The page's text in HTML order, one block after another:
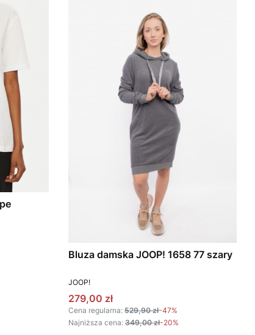
Bluza damska JOOP! 1658 77 szary
PRODUCENT
JOOP!
Cena promocyjna
279,00 zł
Cena regularna: 529,90 zł-47%
Najniższa cena: 349,00 zł-20%